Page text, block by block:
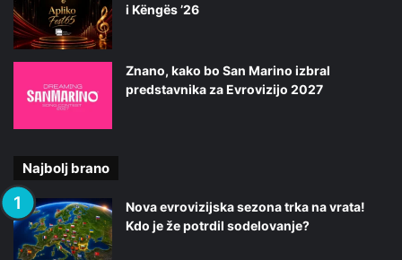
i Këngës ’26
Znano, kako bo San Marino izbral
predstavnika za Evrovizijo 2027
Najbolj brano
Nova evrovizijska sezona trka na vrata!
Kdo je že potrdil sodelovanje?